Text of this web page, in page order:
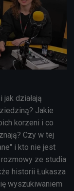
działają
Jakie
korzeni i co
Czy w tej
i kto nie jest
ze studia
historii Łukasza
wyszukiwaniem